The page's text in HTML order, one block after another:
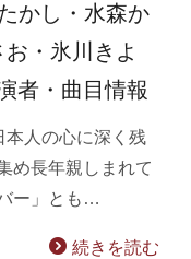
かし・水森か
・氷川きよ
者・曲目情報
人の心に深く残
め長年親しまれて
ー」とも…
続きを読む